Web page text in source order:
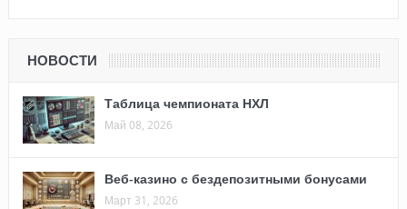
НОВОСТИ
Таблица чемпионата НХЛ
Май 08, 2026
Веб-казино с бездепозитными бонусами
Март 31, 2026